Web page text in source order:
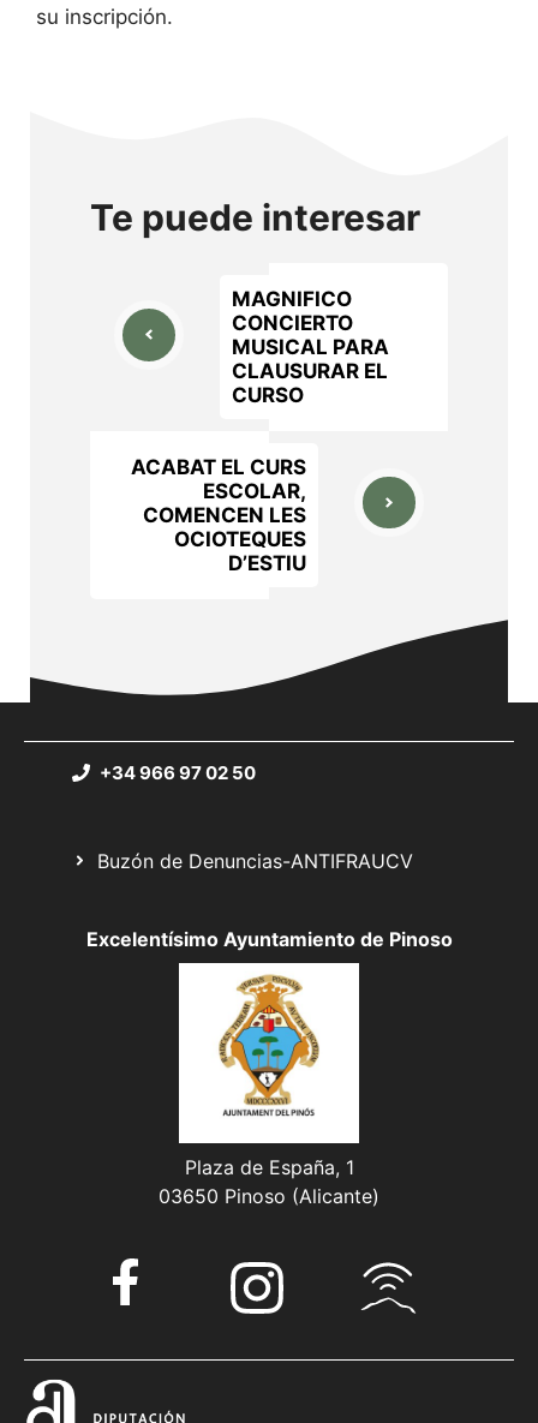
su inscripción.
Te puede interesar
MAGNIFICO
CONCIERTO
MUSICAL PARA
CLAUSURAR EL
CURSO
ACABAT EL CURS
ESCOLAR,
COMENCEN LES
OCIOTEQUES
D’ESTIU
+34 966 97 02 50
Buzón de Denuncias-ANTIFRAUCV
Excelentísimo Ayuntamiento de Pinoso
Plaza de España, 1
03650 Pinoso (Alicante)